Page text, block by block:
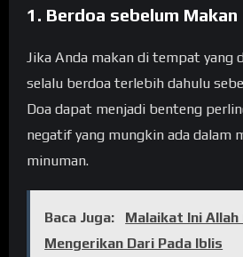
1. Berdoa sebelum Makan
Jika Anda makan di tempat yang
selalu berdoa terlebih dahulu
Doa dapat menjadi benteng
negatif yang mungkin ada dalam
minuman.
Baca Juga:
Malaikat Ini
Mengerikan Dari Pada Iblis